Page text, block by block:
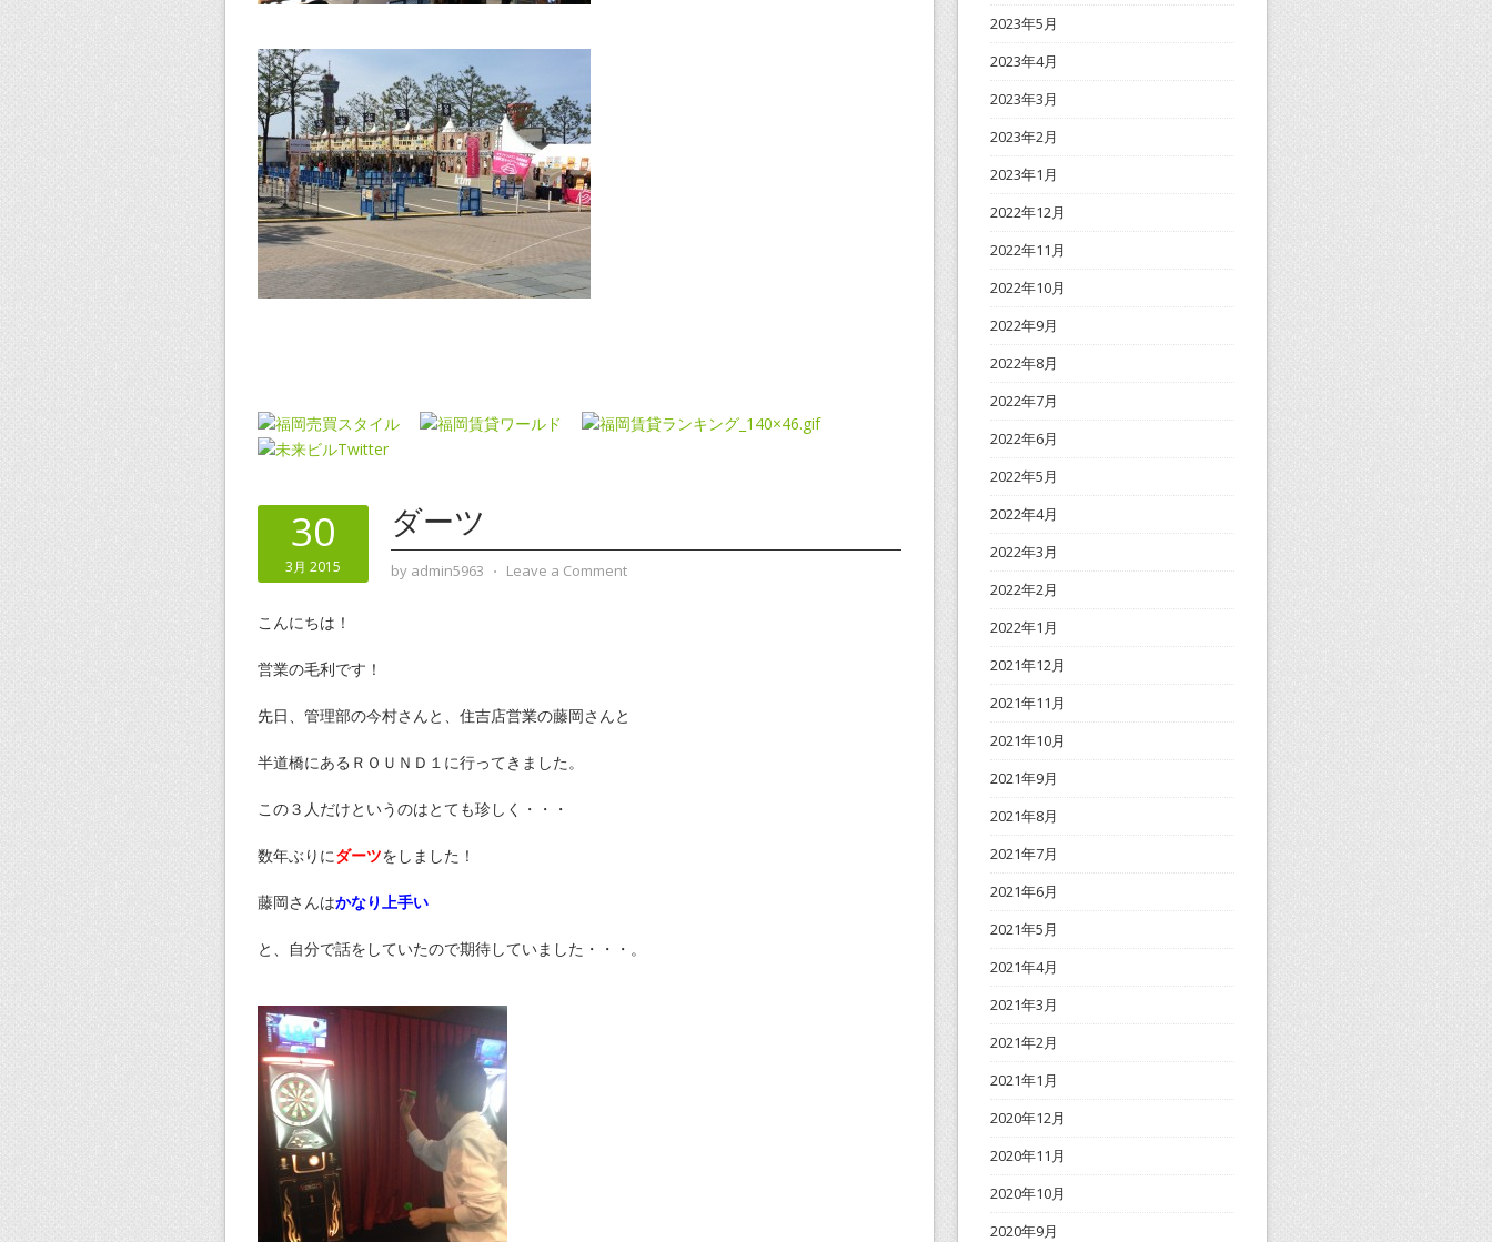
30
3月 2015
ダーツ
by admin5963 ⋅ Leave a Comment
こんにちは！
営業の毛利です！
先日、管理部の今村さんと、住吉店営業の藤岡さんと
半道橋にあるＲＯＵＮＤ１に行ってきました。
この３人だけというのはとても珍しく・・・
数年ぶりにダーツをしました！
藤岡さんはかなり上手い
と、自分で話をしていたので期待していました・・・。
2023年5月
2023年4月
2023年3月
2023年2月
2023年1月
2022年12月
2022年11月
2022年10月
2022年9月
2022年8月
2022年7月
2022年6月
2022年5月
2022年4月
2022年3月
2022年2月
2022年1月
2021年12月
2021年11月
2021年10月
2021年9月
2021年8月
2021年7月
2021年6月
2021年5月
2021年4月
2021年3月
2021年2月
2021年1月
2020年12月
2020年11月
2020年10月
2020年9月